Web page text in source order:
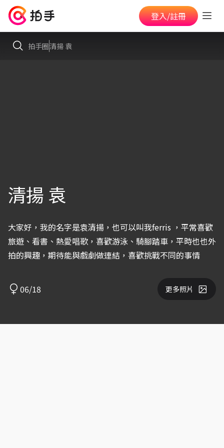
登入/註冊
拍手圈清揚 袁
清揚 袁
大家好，我的名字是袁清揚，也可以叫我ferris ，平常喜歡
旅遊、看書、熱愛唱歌，喜歡游泳、騎腳踏車，平時也也外
拍的興趣，期待能與戲劇做連結，喜歡挑戰不同的事情
06/18 更多照片